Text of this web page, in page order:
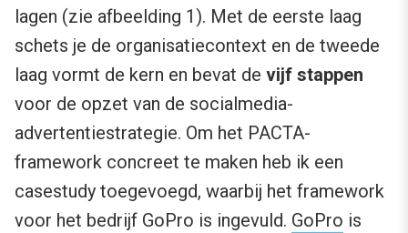
lagen (zie afbeelding 1). Met de eerste laag
schets je de organisatiecontext en de tweede
laag vormt de kern en bevat de vijf stappen
voor de opzet van de socialmedia-
advertentiestrategie. Om het PACTA-
framework concreet te maken heb ik een
casestudy toegevoegd, waarbij het framework
voor het bedrijf GoPro is ingevuld. GoPro is